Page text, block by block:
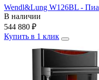
Wendl&Lung W126BL -
В наличии
544 880 ₽
Купить в 1 клик